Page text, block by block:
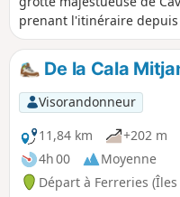
prenant l'itinéraire depuis
plages de Binigaus (rien
rafraichir un peu au
détour par le haut de la
De la Cala
Visorandonneur
11,84 km
+202 m
4h 00
Moyenne
Départ à Ferreries